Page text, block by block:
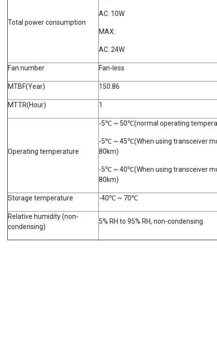
Total power consumption
AC: 10W
MAX:
AC: 24W
Fan number Fan-less
MTBF(Year) 150.86
MTTR(Hour) 1
Operating temperature
-5℃ ~ 50℃(normal operating
-5℃ ~ 45℃(When using transceiver
80km)
-5℃ ~ 40℃(When using transceiver
80km)
Storage temperature -40℃ ~ 70℃
Relative humidity (non-
condensing)
5% RH to 95% RH, non-condensing